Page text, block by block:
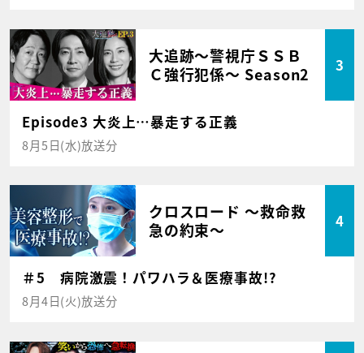
大追跡～警視庁ＳＳＢ
Ｃ強行犯係～ Season2
3
Episode3 大炎上…暴走する正義
8月5日(水)放送分
クロスロード ～救命救
急の約束～
4
＃5 病院激震！パワハラ＆医療事故!?
8月4日(火)放送分